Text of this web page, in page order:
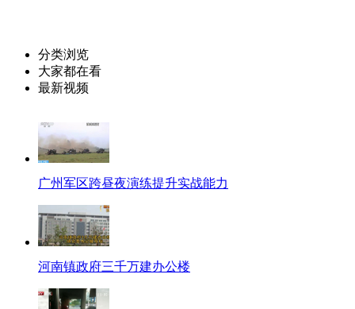
分类浏览
大家都在看
最新视频
广州军区跨昼夜演练提升实战能力
河南镇政府三千万建办公楼